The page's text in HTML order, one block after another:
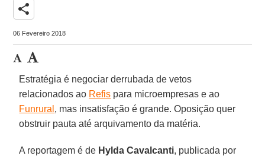
share
06 Fevereiro 2018
Estratégia é negociar derrubada de vetos
relacionados ao Refis para microempresas e ao
Funrural , mas insatisfação é grande. Oposição quer
obstruir pauta até arquivamento da matéria.
A reportagem é de Hylda Cavalcanti, publicada por